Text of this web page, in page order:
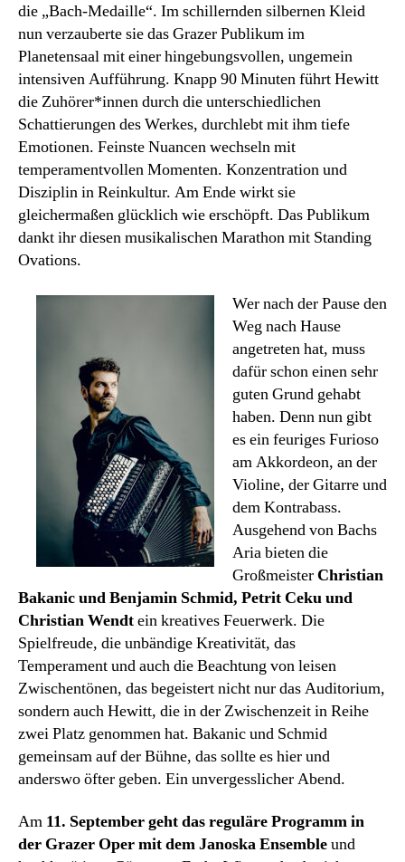
die „Bach-Medaille“. Im schillernden silbernen Kleid
nun verzauberte sie das Grazer Publikum im
Planetensaal mit einer hingebungsvollen, ungemein
intensiven Aufführung. Knapp 90 Minuten führt Hewitt
die Zuhörer*innen durch die unterschiedlichen
Schattierungen des Werkes, durchlebt mit ihm tiefe
Emotionen. Feinste Nuancen wechseln mit
temperamentvollen Momenten. Konzentration und
Disziplin in Reinkultur. Am Ende wirkt sie
gleichermaßen glücklich wie erschöpft. Das Publikum
dankt ihr diesen musikalischen Marathon mit Standing
Ovations.
Wer nach der Pause den
Weg nach Hause
angetreten hat, muss
dafür schon einen sehr
guten Grund gehabt
haben. Denn nun gibt
es ein feuriges Furioso
am Akkordeon, an der
Violine, der Gitarre und
dem Kontrabass.
Ausgehend von Bachs
Aria bieten die
GroßmeisterChristian
Bakanic und Benjamin Schmid, Petrit Ceku und
Christian Wendtein kreatives Feuerwerk. Die
Spielfreude, die unbändige Kreativität, das
Temperament und auch die Beachtung von leisen
Zwischentönen, das begeistert nicht nur das Auditorium,
sondern auch Hewitt, die in der Zwischenzeit in Reihe
zwei Platz genommen hat. Bakanic und Schmid
gemeinsam auf der Bühne, das sollte es hier und
anderswo öfter geben. Ein unvergesslicher Abend.
Am 11. September geht das reguläre Programm in
der Grazer Oper mit dem Janoska Ensembleund